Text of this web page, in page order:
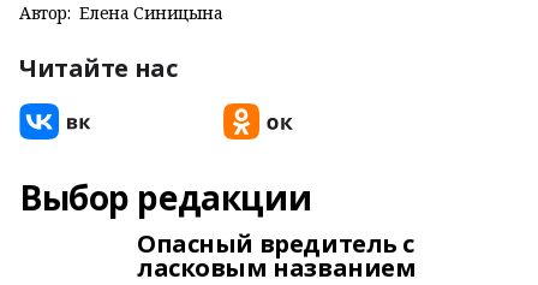
Автор: Елена Синицына
Читайте нас
Выбор редакции
Опасный вредитель с
ласковым названием